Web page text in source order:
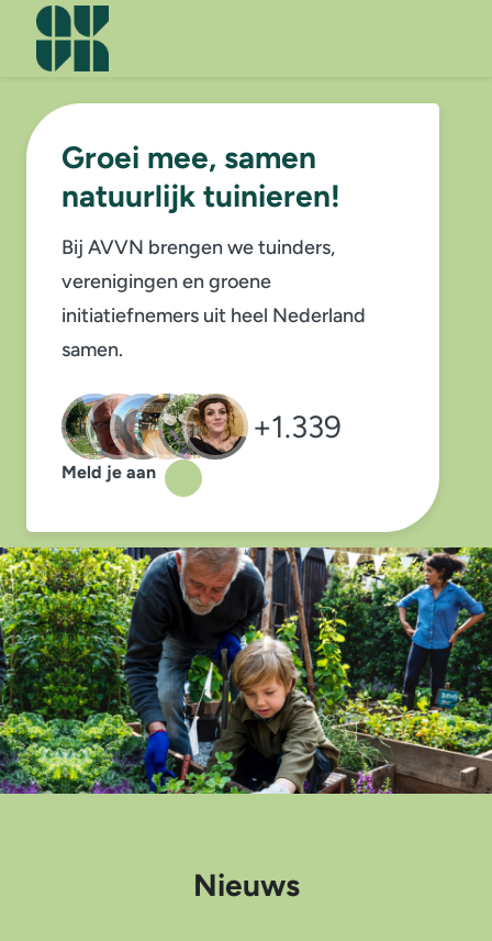
Groei mee, samen
natuurlijk tuinieren!
Bij AVVN brengen we tuinders,
verenigingen en groene
initiatiefnemers uit heel Nederland
samen.
+1.339
Meld je aan
Nieuws